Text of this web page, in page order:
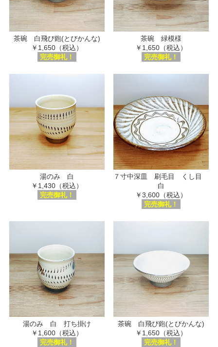
茶碗 白飛び鉋(とびかんな)
￥1,650（税込）
完売御礼！
茶碗 緑模様
￥1,650（税込）
完売御礼！
湯のみ 白
￥1,430（税込）
完売御礼！
７寸中深皿 刷毛目 くし目
白
￥3,600（税込）
完売御礼！
湯のみ 白 打ち掛け
￥1,600（税込）
完売御礼！
茶碗 白飛び鉋(とびかんな)
￥1,650（税込）
完売御礼！